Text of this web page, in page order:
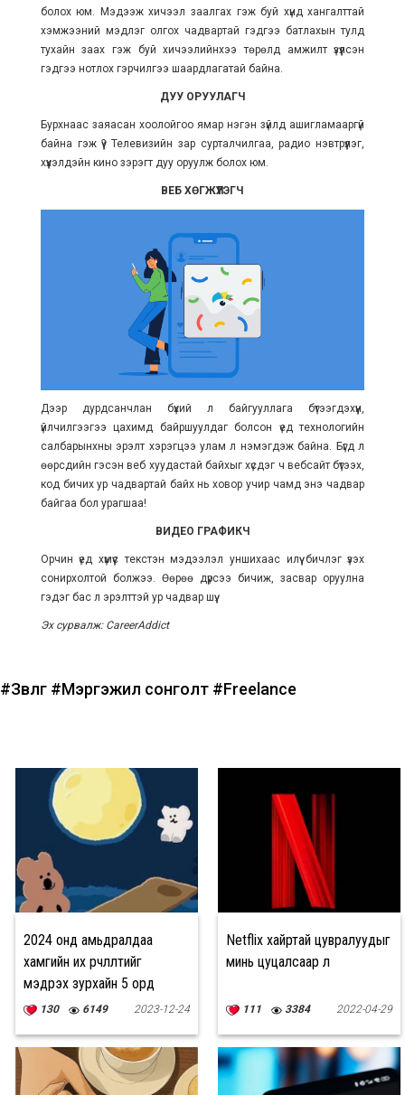
болох юм. Мэдээж хичээл заалгах гэж буй хүнд хангалттай
хэмжээний мэдлэг олгох чадвартай гэдгээ батлахын тулд
тухайн заах гэж буй хичээлийнхээ төрөлд амжилт үзүүлсэн
гэдгээ нотлох гэрчилгээ шаардлагатай байна.
ДУУ ОРУУЛАГЧ
Бурхнаас заяасан хоолойгоо ямар нэгэн зүйлд ашигламааргүй
байна гэж үү? Телевизийн зар сурталчилгаа, радио нэвтрүүлэг,
хүүхэлдэйн кино зэрэгт дуу оруулж болох юм.
ВЕБ ХӨГЖҮҮЛЭГЧ
Дээр дурдсанчлан бүхий л байгууллага бүтээгдэхүүн,
үйлчилгээгээ цахимд байршуулдаг болсон үед технологийн
салбарынхны эрэлт хэрэгцээ улам л нэмэгдэж байна. Бүгд л
өөрсдийн гэсэн веб хуудастай байхыг хүсдэг ч вебсайт бүтээх,
код бичих ур чадвартай байх нь ховор учир чамд энэ чадвар
байгаа бол урагшаа!
ВИДЕО ГРАФИКЧ
Орчин үед хүмүүс текстэн мэдээлэл уншихаас илүү бичлэг үзэх
сонирхолтой болжээ. Өөрөө дүрсээ бичиж, засвар оруулна
гэдэг бас л эрэлттэй ур чадвар шүү.
Эх сурвалж: CareerAddict
#Зөвлөгөө #Мэргэжил сонголт #Freelance
2024 онд амьдралдаа
хамгийн их өөрчлөлтийг
мэдрэх зурхайн 5 орд
130 6149 2023-12-24
Netflix хайртай цувралуудыг
минь цуцалсаар л
111 3384 2022-04-29